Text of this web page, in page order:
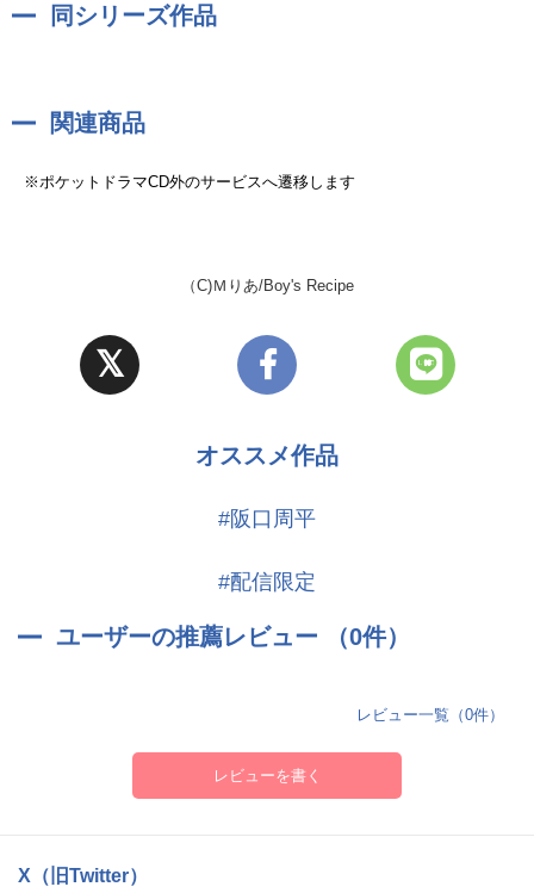
斬新な世界観で描かれるストーリーとキャスト陣の名演技でたっぷり浸
原作を手に取りたくなることかと思います♪
同シリーズ作品
関連商品
※ポケットドラマCD外のサービスへ遷移します
（C)Ｍりあ/Boy's Recipe
オススメ作品
#阪口周平
#配信限定
ユーザーの推薦レビュー （0件）
レビュー一覧（0件）
レビューを書く
X（旧Twitter）